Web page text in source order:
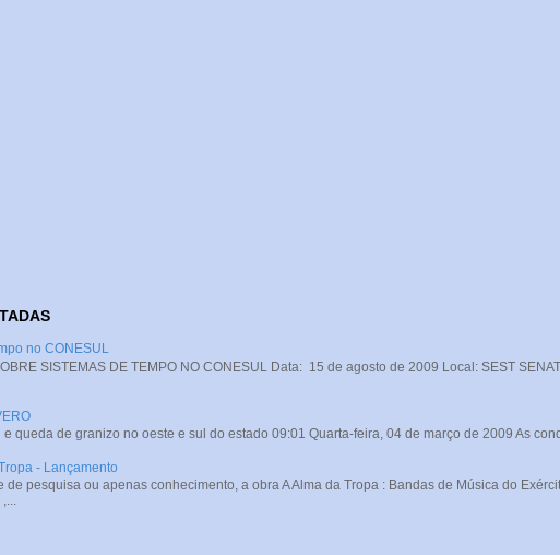
no CONESUL
SISTEMAS DE TEMPO NO CONESUL Data: 15 de agosto de 2009 Local: SEST
queda de granizo no oeste e sul do estado 09:01 Quarta-feira, 04 de março de 2009 As
- Lançamento
de pesquisa ou apenas conhecimento, a obra A Alma da Tropa : Bandas de Música do